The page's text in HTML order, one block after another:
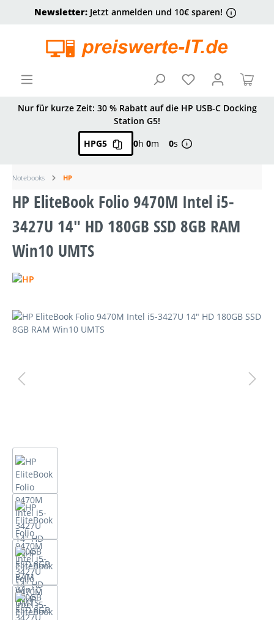
springen
Newsletter:Jetzt anmelden und 10€ sparen!
Nur für kurze Zeit: 30 % Rabatt auf die HP USB-C Docking
Station G5!
HPG5
0h 0m 0s
Notebooks HP
HP EliteBook Folio 9470M Intel i5-
3427U 14" HD 180GB SSD 8GB RAM
Win10 UMTS
Bildergalerie überspringen